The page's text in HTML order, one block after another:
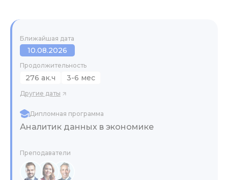
Ближайшая дата
10.08.2026
Продолжительность
276 ак.ч 3-6 мес
Другие даты
Дипломная программа
Аналитик данных в экономике
Преподаватели